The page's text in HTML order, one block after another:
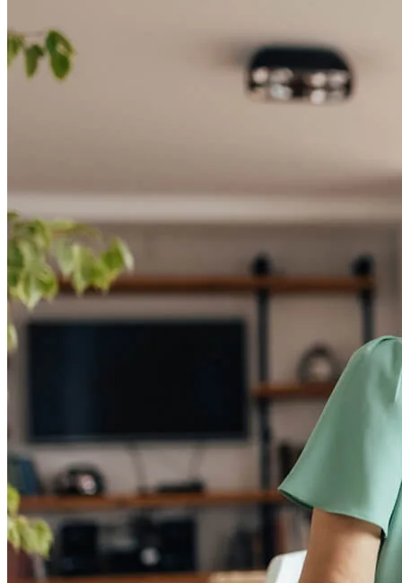
de una vivienda
Solicite hoy mismo una hipoteca que se adapte a su presupuesto y
Tasas de interés hipotecario
Aprobación previa de hipoteca
Compradores de vivienda por primera vez
Préstamos para la compra de una vivienda
Programas de asistencia para pagos iniciales
Refinanciación
Guía para la refinanciación